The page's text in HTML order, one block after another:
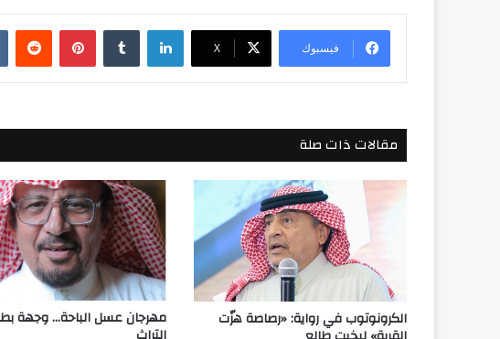
فيسبوك ‫X
لينكدإن بينتيريست
مقالات ذات صلة
الكرونوتوب في رواية: «رصاصة هزّت مهرجان عسل الباحة… وجهة